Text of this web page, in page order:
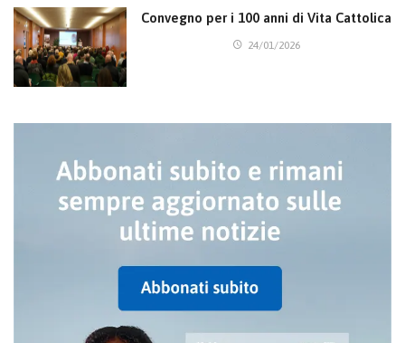
Convegno per i 100 anni di Vita Cattolica
24/01/2026